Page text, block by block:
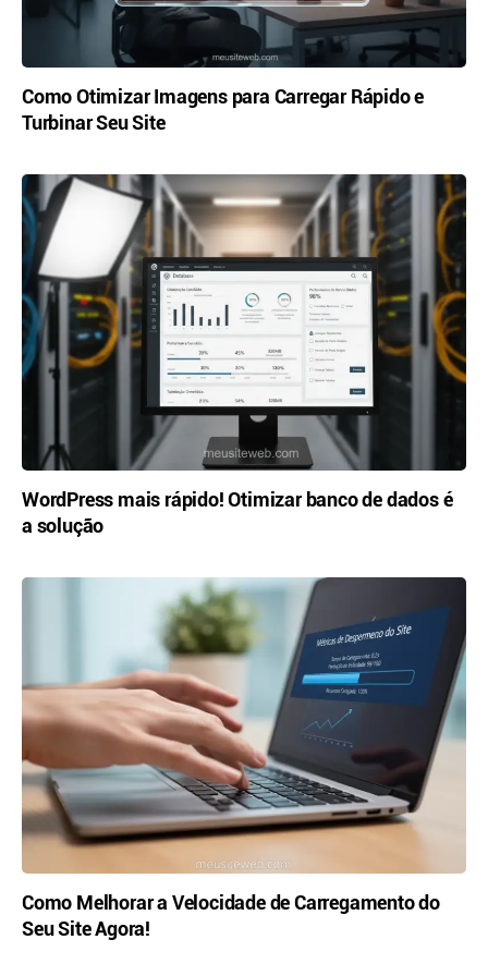
Como Otimizar Imagens para Carregar Rápido e
Turbinar Seu Site
WordPress mais rápido! Otimizar banco de dados é
a solução
Como Melhorar a Velocidade de Carregamento do
Seu Site Agora!